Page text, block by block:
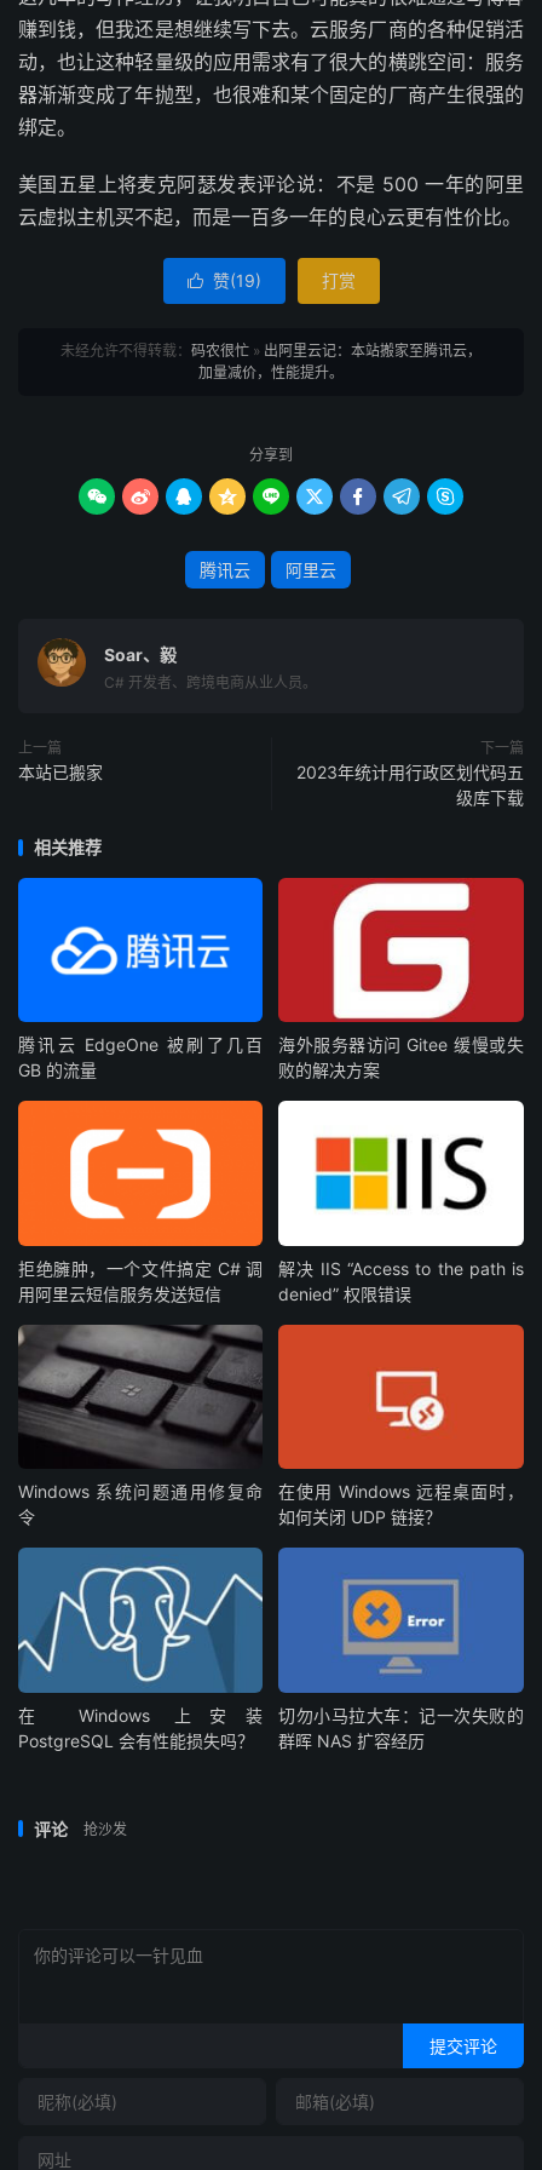
赚到钱，但我还是想继续写下去。云服务厂商的各种促销活
动，也让这种轻量级的应用需求有了很大的横跳空间：服务
器渐渐变成了年抛型，也很难和某个固定的厂商产生很强的
绑定。
美国五星上将麦克阿瑟发表评论说：不是 500 一年的阿里
云虚拟主机买不起，而是一百多一年的良心云更有性价比。
 赞(19) 打赏
未经允许不得转载： 码农很忙 » 出阿里云记：本站搬家至腾讯云，
加量减价，性能提升。
分享到
        
腾讯云 阿里云
Soar、毅
C# 开发者、跨境电商从业人员。
上一篇
本站已搬家
下一篇
2023年统计用行政区划代码五
级库下载
相关推荐
腾讯云 EdgeOne 被刷了几百
GB 的流量
海外服务器访问 Gitee 缓慢或失
败的解决方案
拒绝臃肿，一个文件搞定 C# 调
用阿里云短信服务发送短信
解决 IIS “Access to the path is
denied” 权限错误
Windows 系统问题通用修复命
令
在使用 Windows 远程桌面时，
如何关闭 UDP 链接？
在 Windows 上安装
PostgreSQL 会有性能损失吗？
切勿小马拉大车：记一次失败的
群晖 NAS 扩容经历
评论 抢沙发
提交评论